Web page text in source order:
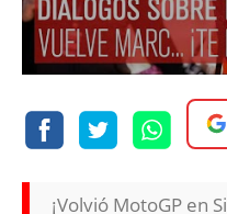
¡Volvió MotoGP en